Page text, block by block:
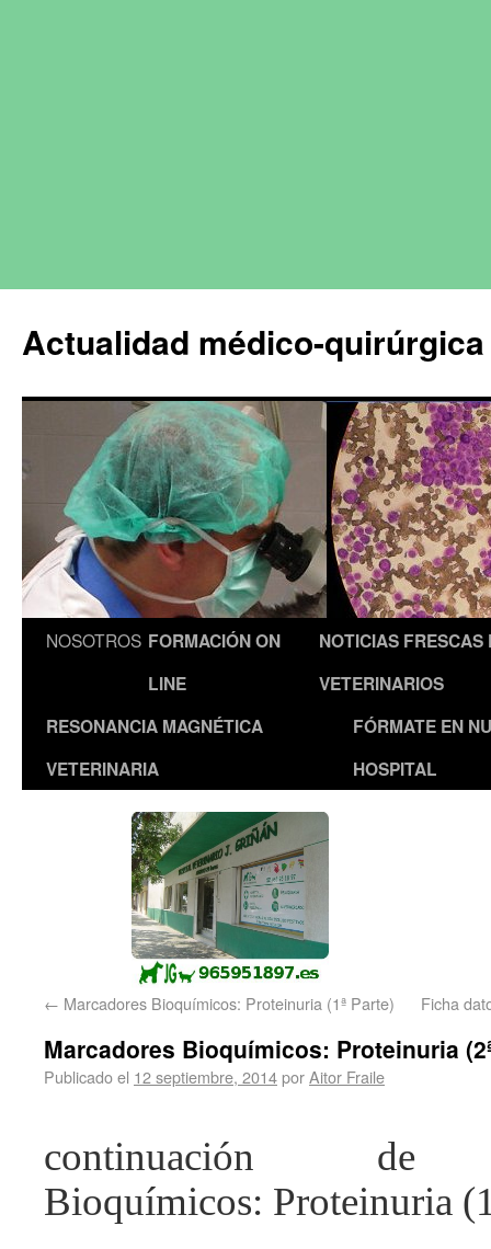
Actualidad médico-
NOSOTROS FORMACIÓN ON
LINE
NOTICIAS FRESCAS
VETERINARIOS
RESONANCIA MAGNÉTICA
VETERINARIA
FÓRMATE EN
HOSPITAL
← Marcadores Bioquímicos: Proteinuria (1ª Parte) Ficha
Marcadores Bioquímicos: Proteinuria
Publicado el 12 septiembre, 2014porAitor Fraile
continuación de
Bioquímicos: Proteinuria